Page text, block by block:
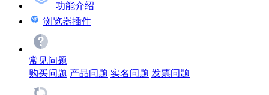
功能介绍
浏览器插件
常见问题
购买问题 产品问题 实名问题 发票问题